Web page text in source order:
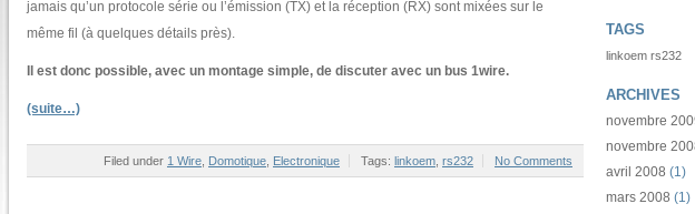
jamais qu’un protocole série ou l’émission (TX) et la réception (RX) sont mixées sur le
même fil (à quelques détails près).
Il est donc possible, avec un montage simple, de discuter avec un bus 1wire.
(suite…)
Filed under 1 Wire Domotique Electronique Tags: linkoem rs232 No Comments
TAGS
linkoem rs232
ARCHIVES
novembre
novembre
avril 2008 (1)
mars 2008 (1)